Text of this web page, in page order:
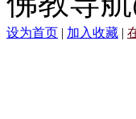
设为首页 | 加入收藏 |